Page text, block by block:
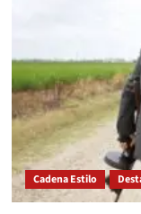
Cadena Estilo